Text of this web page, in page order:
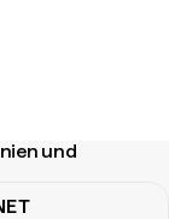
und